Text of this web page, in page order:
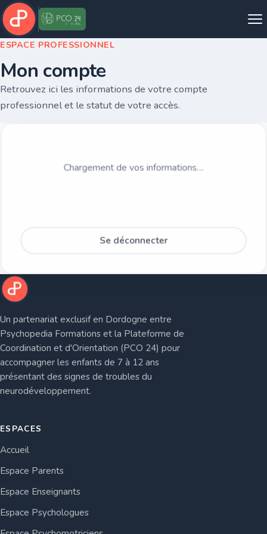
ESPACE PROFESSIONNEL
Mon compte
Retrouvez ici les informations de votre compte
professionnel et le statut de votre accès.
Chargement de vos informations…
Se déconnecter
Un partenariat exclusif en Dordogne entre
Psychopedia Formations et la Plateforme de
Coordination et d'Orientation (PCO 24) pour
accompagner les enfants de 7 à 12 ans
présentant des signes de troubles du
neurodéveloppement.
ESPACES
Accueil
Espace Parents
Espace Enseignants
Espace Psychologues